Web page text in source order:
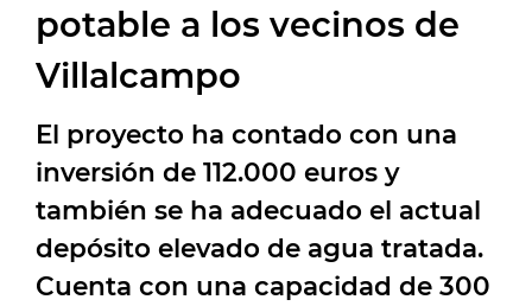
potable a los vecinos de
Villalcampo
El proyecto ha contado con una
inversión de 112.000 euros y
también se ha adecuado el actual
depósito elevado de agua tratada.
Cuenta con una capacidad de 300